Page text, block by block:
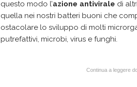
questo modo l’azione antivirale di
quella nei nostri batteri buoni che
ostacolare lo sviluppo di molti
putrefattivi, microbi, virus e funghi.
Continua a leggere